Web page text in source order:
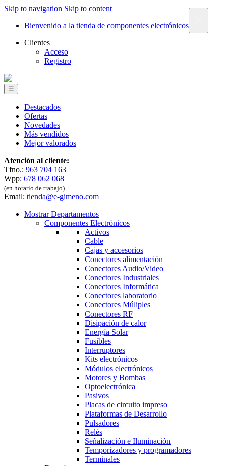
Skip to navigation Skip to content
Bienvenido a la tienda de componentes electrónicos
Clientes
Acceso
Registro
☰
Destacados
Ofertas
Novedades
Más vendidos
Mejor valorados
Atención al cliente:
Tfno.: 963 704 163
Wpp: 678 062 068
(en horario de trabajo)
Email: tienda@e-gimeno.com
Mostrar Departamentos
Componentes Electrónicos
Activos
Cable
Cajas y accesorios
Conectores alimentación
Conectores Audio/Video
Conectores Industriales
Conectores Informática
Conectores laboratorio
Conectores Múliples
Conectores RF
Disipación de calor
Energía Solar
Fusibles
Interruptores
Kits electrónicos
Módulos electrónicos
Motores y Bombas
Optoelectrónica
Pasivos
Placas de circuito impreso
Plataformas de Desarrollo
Pulsadores
Relés
Señalización e Iluminación
Temporizadores y programadores
Terminales